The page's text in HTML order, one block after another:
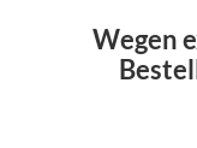
Wegen